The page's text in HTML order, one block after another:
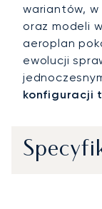
wariantów, w
oraz modeli
aeroplan
ewolucji
konfiguracji